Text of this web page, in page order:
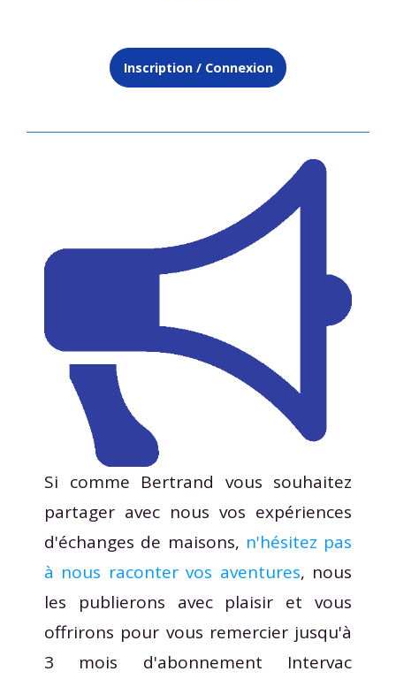
Inscription / Connexion
Si comme Bertrand vous souhaitez
partager avec nous vos expériences
d'échanges de maisons, n'hésitez pas
à nous raconter vos aventures, nous
les publierons avec plaisir et vous
offrirons pour vous remercier jusqu'à
3 mois d'abonnement Intervac